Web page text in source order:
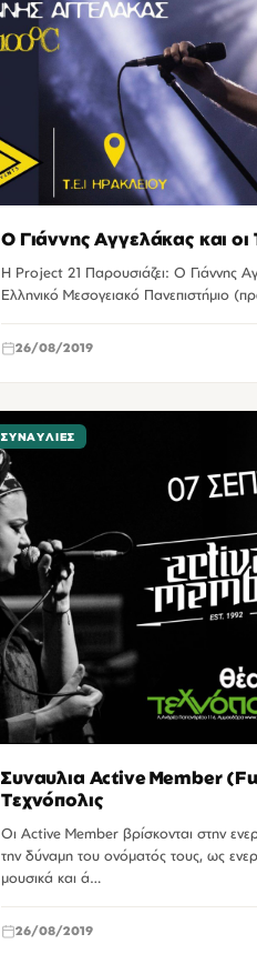
Ο Γιάννης Αγγελάκας και οι
Η Project 21 Παρουσιάζει: Ο Γιάννης
Ελληνικό Μεσογειακό Πανεπιστήμιο
26/08/2019
ΣΥΝΑΥΛΊΕΣ
Συναυλια Active Member
Τεχνόπολις
Οι Active Member βρίσκονται στην
την δύναμη του ονόματός τους, ως
μουσικά και ά…
26/08/2019